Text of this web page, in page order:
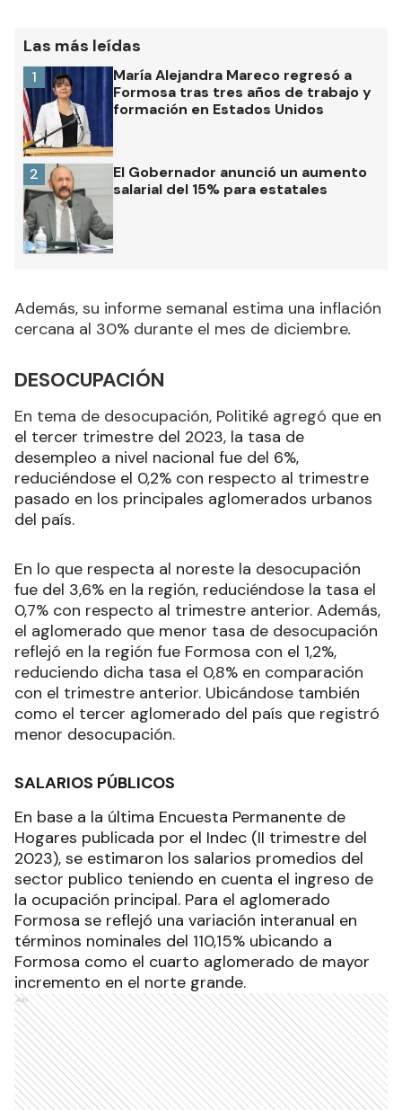
Las más leídas
María Alejandra Mareco regresó a
Formosa tras tres años de trabajo y
formación en Estados Unidos
1
El Gobernador anunció un aumento
salarial del 15% para estatales
2
Además, su informe semanal estima una inflación
cercana al 30% durante el mes de diciembre.
DESOCUPACIÓN
En tema de desocupación, Politiké agregó que en
el tercer trimestre del 2023, la tasa de
desempleo a nivel nacional fue del 6%,
reduciéndose el 0,2% con respecto al trimestre
pasado en los principales aglomerados urbanos
del país.
En lo que respecta al noreste la desocupación
fue del 3,6% en la región, reduciéndose la tasa el
0,7% con respecto al trimestre anterior. Además,
el aglomerado que menor tasa de desocupación
reflejó en la región fue Formosa con el 1,2%,
reduciendo dicha tasa el 0,8% en comparación
con el trimestre anterior. Ubicándose también
como el tercer aglomerado del país que registró
menor desocupación.
SALARIOS PÚBLICOS
En base a la última Encuesta Permanente de
Hogares publicada por el Indec (II trimestre del
2023), se estimaron los salarios promedios del
sector publico teniendo en cuenta el ingreso de
la ocupación principal. Para el aglomerado
Formosa se reflejó una variación interanual en
términos nominales del 110,15% ubicando a
Formosa como el cuarto aglomerado de mayor
incremento en el norte grande.
Ads